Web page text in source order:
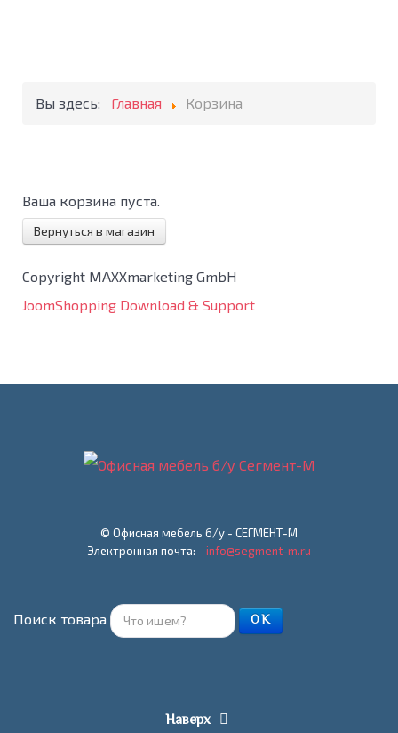
Вы здесь: Главная Корзина
Ваша корзина пуста.
Вернуться в магазин
Copyright MAXXmarketing GmbH
JoomShopping Download & Support
© Офисная мебель б/у - СЕГМЕНТ-М
Электронная почта: info@segment-m.ru
Поиск товара ОК
Наверх